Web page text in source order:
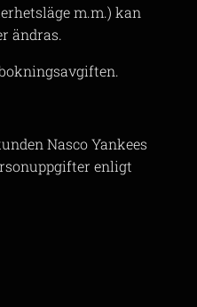
m.m.) kan
ändras.
Nasco Yankees
enligt